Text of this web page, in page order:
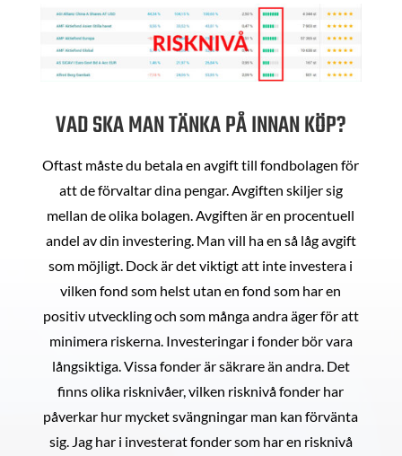
VAD SKA MAN TÄNKA PÅ INNAN KÖP?
Oftast måste du betala en avgift till fondbolagen för
att de förvaltar dina pengar. Avgiften skiljer sig
mellan de olika bolagen. Avgiften är en procentuell
andel av din investering. Man vill ha en så låg avgift
som möjligt. Dock är det viktigt att inte investera i
vilken fond som helst utan en fond som har en
positiv utveckling och som många andra äger för att
minimera riskerna. Investeringar i fonder bör vara
långsiktiga. Vissa fonder är säkrare än andra. Det
finns olika risknivåer, vilken risknivå fonder har
påverkar hur mycket svängningar man kan förvänta
sig. Jag har i investerat fonder som har en risknivå